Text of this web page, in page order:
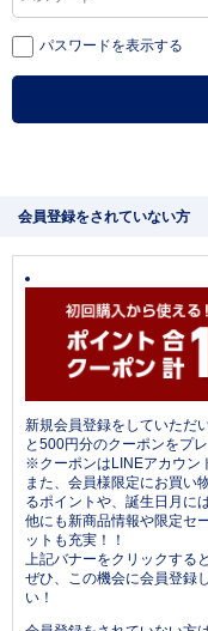
パスワードを表示する
会員登録をされていない方
新規会員登録をしていただ
と500円分のクーポンをプレ
※クーポンはLINEアカウン
また、会員様限定にお買い
るポイントや、誕生日月に
他にも新商品情報や限定セ
ットも充実！！
上記バナーをクリックする
ぜひ、この機会に会員登録
い！